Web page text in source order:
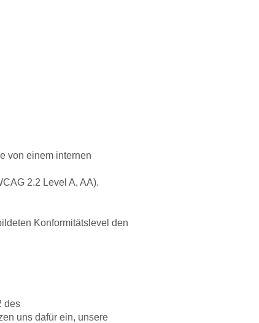
von einem internen
2.2 Level A, AA).
Konformitätslevel den
des
uns dafür ein, unsere